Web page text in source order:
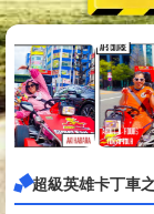
超級英雄卡丁車